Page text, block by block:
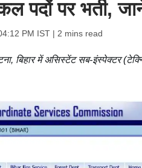
पदों पर भर्ती,
PM IST| 2 mins read
बिहार में असिस्टेंट सब-इंस्पेक्टर